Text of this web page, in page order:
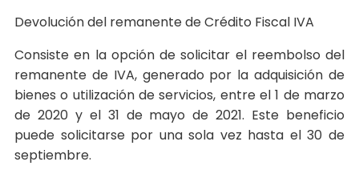
Devolución del remanente de Crédito Fiscal IVA
Consiste en la opción de solicitar el reembolso del
remanente de IVA, generado por la adquisición de
bienes o utilización de servicios, entre el 1 de marzo
de 2020 y el 31 de mayo de 2021. Este beneficio
puede solicitarse por una sola vez hasta el 30 de
septiembre.